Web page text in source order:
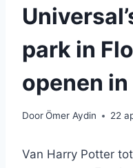
park in
openen in
DoorÖmer Aydin 22
Van Harry Potter